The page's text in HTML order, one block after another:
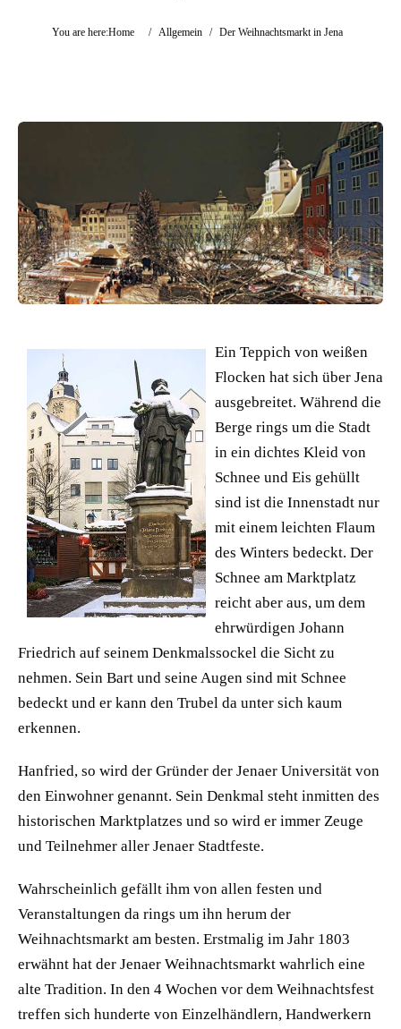
You are here:Home / Allgemein / Der Weihnachtsmarkt in Jena
Ein Teppich von weißen
Flocken hat sich über Jena
ausgebreitet. Während die
Berge rings um die Stadt
in ein dichtes Kleid von
Schnee und Eis gehüllt
sind ist die Innenstadt nur
mit einem leichten Flaum
des Winters bedeckt. Der
Schnee am Marktplatz
reicht aber aus, um dem
ehrwürdigen Johann
Friedrich auf seinem Denkmalssockel die Sicht zu
nehmen. Sein Bart und seine Augen sind mit Schnee
bedeckt und er kann den Trubel da unter sich kaum
erkennen.
Hanfried, so wird der Gründer der Jenaer Universität von
den Einwohner genannt. Sein Denkmal steht inmitten des
historischen Marktplatzes und so wird er immer Zeuge
und Teilnehmer aller Jenaer Stadtfeste.
Wahrscheinlich gefällt ihm von allen festen und
Veranstaltungen da rings um ihn herum der
Weihnachtsmarkt am besten. Erstmalig im Jahr 1803
erwähnt hat der Jenaer Weihnachtsmarkt wahrlich eine
alte Tradition. In den 4 Wochen vor dem Weihnachtsfest
treffen sich hunderte von Einzelhändlern, Handwerkern